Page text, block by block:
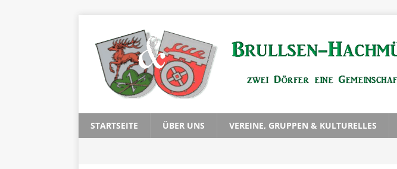
STARTSEITE ÜBER UNS VEREINE, GRUPPEN & KULTURELLES